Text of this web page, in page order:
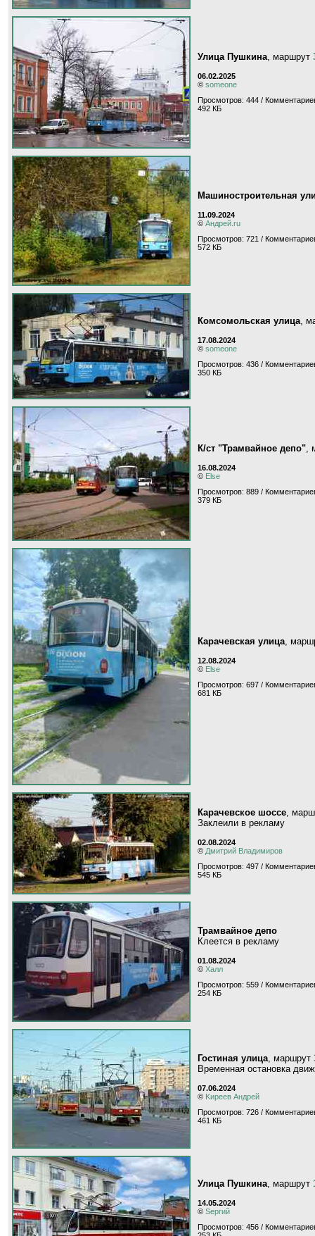
Улица Пушкина, маршрут
06.02.2025
© someone
Просмотров: 444 /
492 КБ
Машиностроительная
11.09.2024
© Андрей.ru
Просмотров: 721 /
572 КБ
Комсомольская улица,
17.08.2024
© someone
Просмотров: 436 /
350 КБ
К/ст "Трамвайное депо",
16.08.2024
© Else
Просмотров: 889 /
379 КБ
Карачевская улица,
12.08.2024
© Else
Просмотров: 697 /
681 КБ
Карачевское шоссе,
Заклеили в рекламу
02.08.2024
© Дмитрий Владимиров
Просмотров: 497 /
545 КБ
Трамвайное депо
Клеется в рекламу
01.08.2024
© Халл
Просмотров: 559 /
254 КБ
Гостиная улица, маршрут
Временная остановка
07.06.2024
© Kиpeeв Aндpeй
Просмотров: 726 /
461 КБ
Улица Пушкина, маршрут
14.05.2024
© Sергий
Просмотров: 456 /